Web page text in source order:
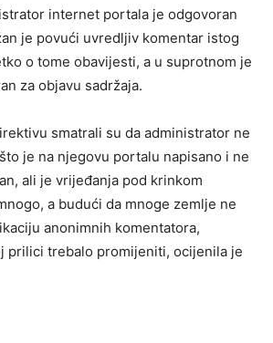
internet portala je odgovoran
je povući uvredljiv komentar istog
o tome obavijesti, a u suprotnom je
za objavu sadržaja.
smatrali su da administrator ne
je na njegovu portalu napisano i ne
ali je vrijeđanja pod krinkom
a budući da mnoge zemlje ne
anonimnih komentatora,
prilici trebalo promijeniti, ocijenila je